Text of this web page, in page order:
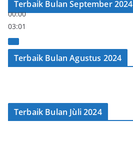
00:00
03:01
Terbaik Bulan September 2024
Terbaik Bulan Agustus 2024
Terbaik Bulan Jùli 2024